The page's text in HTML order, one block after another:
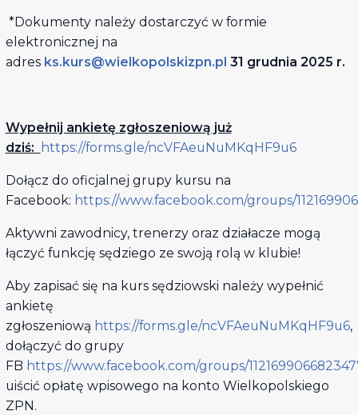
*Dokumenty należy dostarczyć w formie
elektronicznej na
adres ks.kurs@wielkopolskizpn.pl 31 grudnia 2025 r.
Wypełnij ankietę zgłoszeniową już
dziś:
https://forms.gle/ncVFAeuNuMKqHF9u6
Dołącz do oficjalnej grupy kursu na
Facebook: https://www.facebook.com/groups/
Aktywni zawodnicy, trenerzy oraz działacze mogą
łączyć funkcję sędziego ze swoją rolą w klubie!
Aby zapisać się na kurs sędziowski należy wypełnić
ankietę
zgłoszeniową https://forms.gle/ncVFAeuNuMKqHF9u6,
dołączyć do grupy
FB https://www.facebook.com/groups/
uiścić opłatę wpisowego na konto Wielkopolskiego
ZPN.